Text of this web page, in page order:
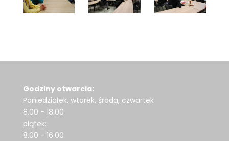
Godziny otwarcia:
Poniedziałek, wtorek, środa, czwartek
8.00 - 18.00
piątek:
8.00 - 16.00